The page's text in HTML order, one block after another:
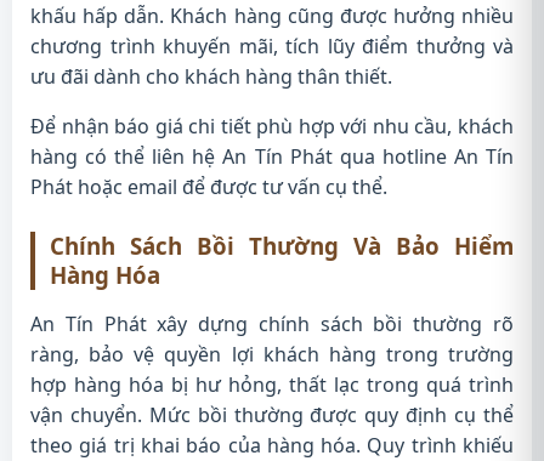
khấu hấp dẫn. Khách hàng cũng được hưởng nhiều
chương trình khuyến mãi, tích lũy điểm thưởng và
ưu đãi dành cho khách hàng thân thiết.
Để nhận báo giá chi tiết phù hợp với nhu cầu, khách
hàng có thể liên hệ An Tín Phát qua hotline An Tín
Phát hoặc email để được tư vấn cụ thể.
Chính Sách Bồi Thường Và Bảo Hiểm
Hàng Hóa
An Tín Phát xây dựng chính sách bồi thường rõ
ràng, bảo vệ quyền lợi khách hàng trong trường
hợp hàng hóa bị hư hỏng, thất lạc trong quá trình
vận chuyển. Mức bồi thường được quy định cụ thể
theo giá trị khai báo của hàng hóa. Quy trình khiếu